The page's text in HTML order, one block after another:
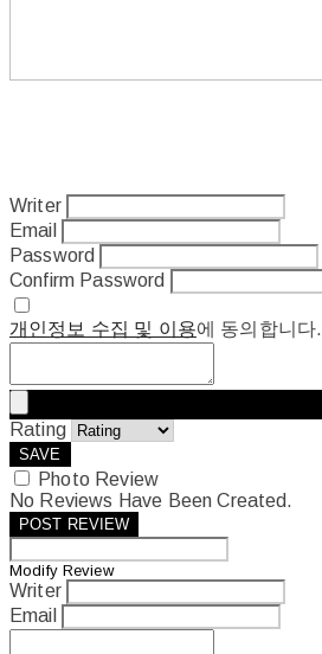
Writer
Email
Password
Confirm Password
개인정보 수집 및 이용에 동의합니다.
Rating
SAVE
Photo Review
No Reviews Have Been Created.
POST REVIEW
Modify Review
Writer
Email